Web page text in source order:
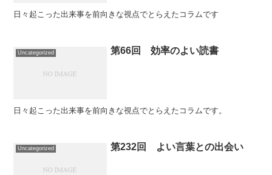
日々起こった出来事を前向きな視点でとらえたコラムです
Uncategorized 第66回 効率のよい読書
日々起こった出来事を前向きな視点でとらえたコラムです。
Uncategorized 第232回 よい言葉との出会い